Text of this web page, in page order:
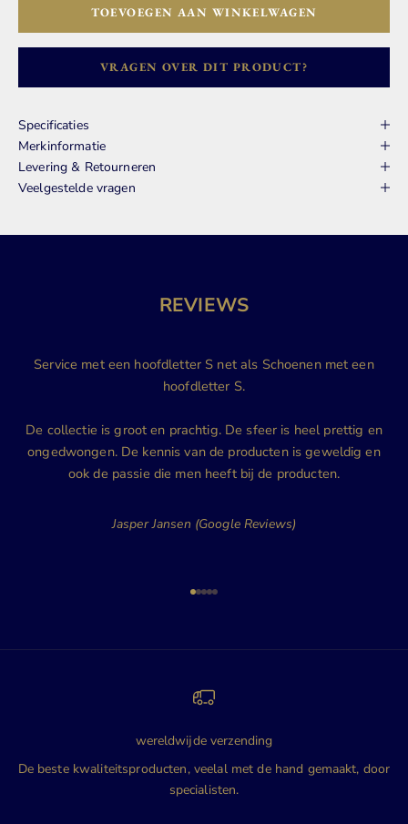
TOEVOEGEN AAN WINKELWAGEN
VRAGEN OVER DIT PRODUCT?
Specificaties
Merkinformatie
Levering & Retourneren
Veelgestelde vragen
REVIEWS
Service met een hoofdletter S net als Schoenen met een
hoofdletter S.
De collectie is groot en prachtig. De sfeer is heel prettig en
ongedwongen. De kennis van de producten is geweldig en
ook de passie die men heeft bij de producten.
Jasper Jansen (Google Reviews)
Naar artikel 1
Naar artikel 2
Naar artikel 3
Naar artikel 4
Naar artikel 5
wereldwijde verzending
De beste kwaliteitsproducten, veelal met de hand gemaakt, door
specialisten.